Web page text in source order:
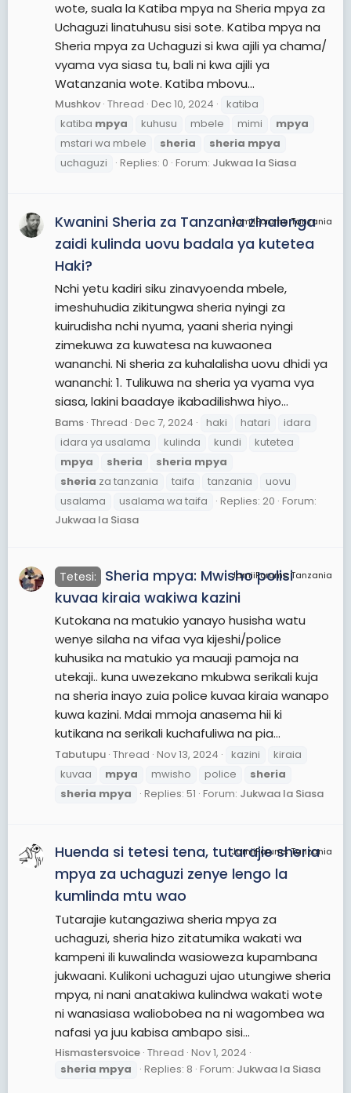
wote, suala la Katiba mpya na Sheria mpya za
Uchaguzi linatuhusu sisi sote. Katiba mpya na
Sheria mpya za Uchaguzi si kwa ajili ya chama/
vyama vya siasa tu, bali ni kwa ajili ya
Watanzania wote. Katiba mbovu...
Mushkov Thread Dec 10, 2024
katiba
katiba mpya kuhusu mbele mimi
mpya
mstari wa mbele
sheria sheria mpya
uchaguzi
Replies: 0 Forum: Jukwaa la Siasa
JamiiForums Tanzania
Kwanini Sheria za Tanzania zinalenga
zaidi kulinda uovu badala ya kutetea
Haki?
Nchi yetu kadiri siku zinavyoenda mbele,
imeshuhudia zikitungwa sheria nyingi za
kuirudisha nchi nyuma, yaani sheria nyingi
zimekuwa za kuwatesa na kuwaonea
wananchi. Ni sheria za kuhalalisha uovu dhidi ya
wananchi: 1. Tulikuwa na sheria ya vyama vya
siasa, lakini baadaye ikabadilishwa hiyo...
Bams Thread Dec 7, 2024 haki hatari
idara
idara ya usalama
kulinda kundi
kutetea
mpya
sheria sheria mpya
sheria za tanzania taifa tanzania
uovu
usalama
usalama wa taifa Replies: 20 Forum:
Jukwaa la Siasa
JamiiForums Tanzania
Tetesi:
Sheria mpya: Mwisho polisi
kuvaa kiraia wakiwa kazini
Kutokana na matukio yanayo husisha watu
wenye silaha na vifaa vya kijeshi/police
kuhusika na matukio ya mauaji pamoja na
utekaji.. kuna uwezekano mkubwa serikali kuja
na sheria inayo zuia police kuvaa kiraia wanapo
kuwa kazini. Mdai mmoja anasema hii ki
kutikana na serikali kuchafuliwa na pia...
Tabutupu Thread Nov 13, 2024 kazini
kiraia
kuvaa
mpya mwisho police
sheria
sheria mpya Replies: 51 Forum: Jukwaa la Siasa
JamiiForums Tanzania
Huenda si tetesi tena, tutarajie sheria
mpya za uchaguzi zenye lengo la
kumlinda mtu wao
Tutarajie kutangaziwa sheria mpya za
uchaguzi, sheria hizo zitatumika wakati wa
kampeni ili kuwalinda wasioweza kupambana
jukwaani. Kulikoni uchaguzi ujao utungiwe sheria
mpya, ni nani anatakiwa kulindwa wakati wote
ni wanasiasa waliobobea na ni wagombea wa
nafasi ya juu kabisa ambapo sisi...
Hismastersvoice Thread Nov 1, 2024
sheria mpya Replies: 8 Forum: Jukwaa la Siasa